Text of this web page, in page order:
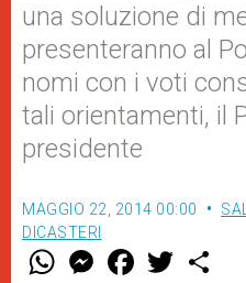
una soluzione di
presenteranno al
nomi con i voti
tali orientamenti, il
presidente
MAGGIO 22, 2014 00:00
DICASTERI
W M
e
F
a w